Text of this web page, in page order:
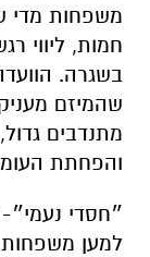
משפחות מדי
חמות, ליווי
בשגרה.
שהמיזם
מתנדבים
והפחתת
למען משפחות